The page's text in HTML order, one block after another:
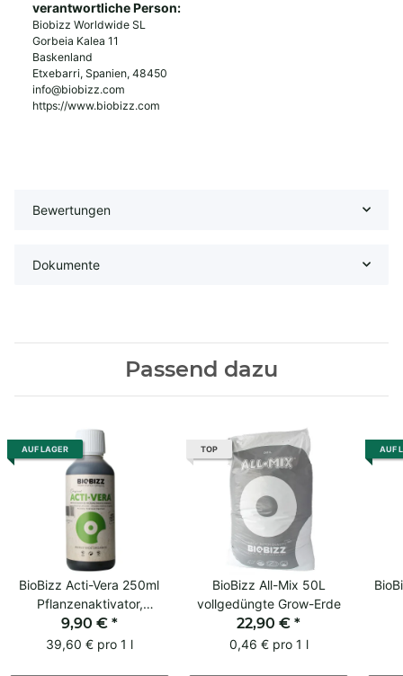
verantwortliche Person:
Biobizz Worldwide SL
Gorbeia Kalea 11
Baskenland
Etxebarri, Spanien, 48450
info@biobizz.com
https://www.biobizz.com
Bewertungen
Dokumente
Passend dazu
AUF LAGER
BioBizz Acti-Vera 250ml
Pflanzenaktivator,
Vitalkraft für Erde & Coco
9,90 € *
39,60 € pro 1 l
TOP
BioBizz All-Mix 50L
vollgedüngte Grow-Erde
22,90 € *
0,46 € pro 1 l
AUF